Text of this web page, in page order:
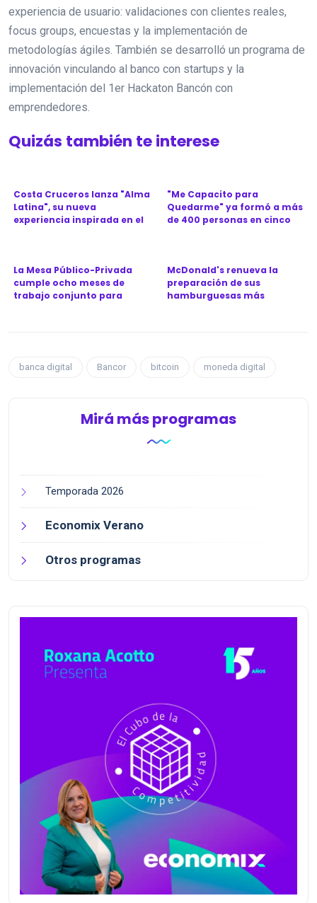
experiencia de usuario: validaciones con clientes reales,
focus groups, encuestas y la implementación de
metodologías ágiles. También se desarrolló un programa de
innovación vinculando al banco con startups y la
implementación del 1er Hackaton Bancón con
emprendedores.
Quizás también te interese
Costa Cruceros lanza "Alma
Latina", su nueva
experiencia inspirada en el
"Me Capacito para
Quedarme" ya formó a más
de 400 personas en cinco
La Mesa Público-Privada
cumple ocho meses de
trabajo conjunto para
McDonald's renueva la
preparación de sus
hamburguesas más
banca digital Bancor bitcoin moneda digital
Mirá más programas
Temporada 2026
Economix Verano
Otros programas